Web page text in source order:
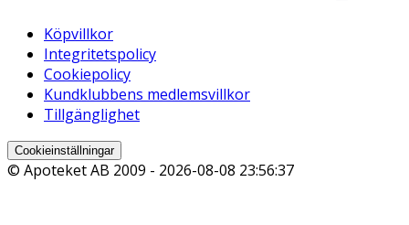
Köpvillkor
Integritetspolicy
Cookiepolicy
Kundklubbens medlemsvillkor
Tillgänglighet
Cookieinställningar
© Apoteket AB 2009 - 2026-08-08 23:56:37